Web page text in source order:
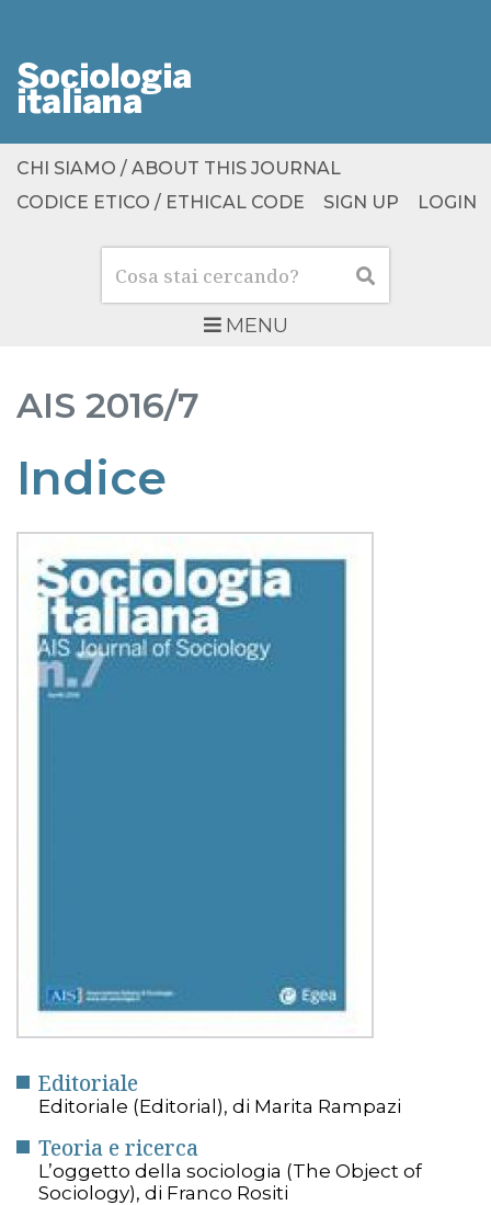
MENU
Cerca Cerca
CHI SIAMO / ABOUT THIS JOURNAL
CODICE ETICO / ETHICAL CODE
SIGN UP LOGIN
AIS 2016/7
Indice
Editoriale
Editoriale (Editorial), di Marita Rampazi
Teoria e ricerca
L’oggetto della sociologia (The Object of
Sociology), di Franco Rositi